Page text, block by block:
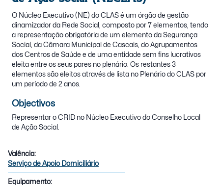
O Núcleo Executivo (NE) do CLAS é um órgão de gestão
dinamizador da Rede Social, composto por 7 elementos, tendo
a representação obrigatória de um elemento da Segurança
Social, da Câmara Municipal de Cascais, do Agrupamentos
dos Centros de Saúde e de uma entidade sem fins lucrativos
eleita entre os seus pares no plenário. Os restantes 3
elementos são eleitos através de lista no Plenário do CLAS por
um período de 2 anos.
Objectivos
Representar o CRID no Núcleo Executivo do Conselho Local
de Ação Social.
Valência:
Serviço de Apoio Domiciliário
Equipamento: